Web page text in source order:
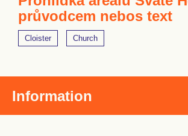
průvodcem nebos text
Cloister Church
Information